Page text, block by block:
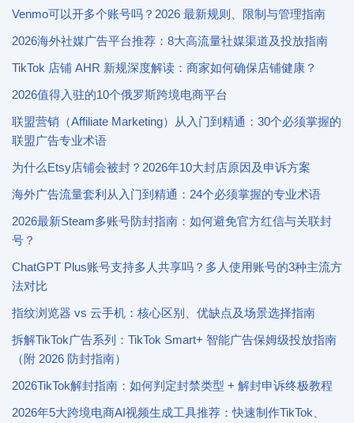
Venmo可以开多个账号吗？2026 最新规则、限制与管理指南
2026海外社媒广告平台推荐：8大高流量社媒渠道及投放指南
TikTok 店铺 AHR 新规深度解读：商家如何确保店铺健康？
2026值得入驻的10个俄罗斯跨境电商平台
联盟营销（Affiliate Marketing）从入门到精通：30个必须掌握的
联盟广告专业术语
为什么Etsy店铺会被封？2026年10大封店原因及申诉方案
海外广告流量套利从入门到精通：24个必须掌握的专业术语
2026最新Steam多账号防封指南：如何避免官方红信与关联封
号？
ChatGPT Plus账号支持多人共享吗？多人使用账号的3种主流方
法对比
指纹浏览器 vs 云手机：核心区别、优缺点及场景选择指南
拆解TikTok广告系列：TikTok Smart+ 智能广告保姆级投放指南
（附 2026 防封指南）
2026TikTok解封指南：如何判定封禁类型 + 解封申诉终极教程
2026年5大跨境电商AI视频生成工具推荐：快速制作TikTok、